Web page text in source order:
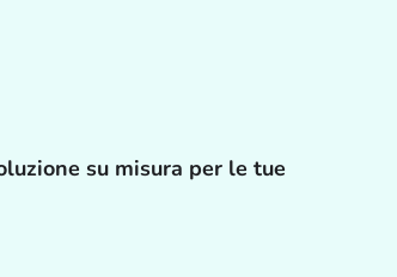
su misura per le tue